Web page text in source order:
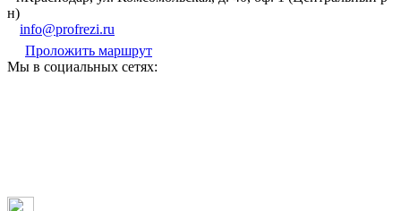
н)
info@profrezi.ru
Проложить маршрут
Мы в социальных сетях: